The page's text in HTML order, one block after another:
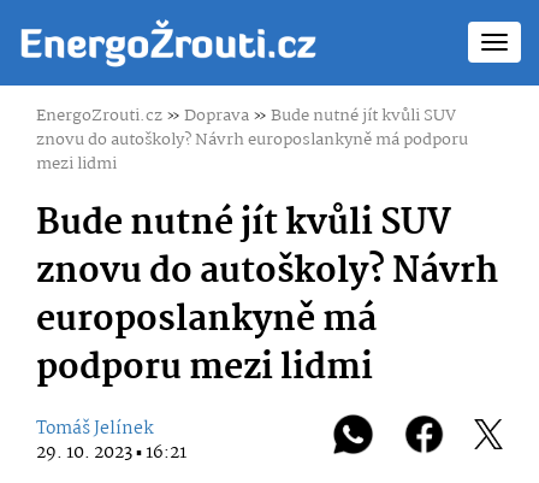
EnergoZrouti.cz»Doprava»Bude nutné jít kvůli SUV
znovu do autoškoly? Návrh europoslankyně má podporu
mezi lidmi
Bude nutné jít kvůli SUV
znovu do autoškoly? Návrh
europoslankyně má
podporu mezi lidmi
Tomáš Jelínek
29. 10. 2023 ▪ 16:21